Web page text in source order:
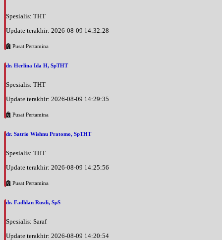
Spesialis: THT
Update terakhir: 2026-08-09 14:32:28
Pusat Pertamina
dr. Herlina Ida H, SpTHT
Spesialis: THT
Update terakhir: 2026-08-09 14:29:35
Pusat Pertamina
dr. Satrio Wishnu Pratomo, SpTHT
Spesialis: THT
Update terakhir: 2026-08-09 14:25:56
Pusat Pertamina
dr. Fadhlan Rusdi, SpS
Spesialis: Saraf
Update terakhir: 2026-08-09 14:20:54